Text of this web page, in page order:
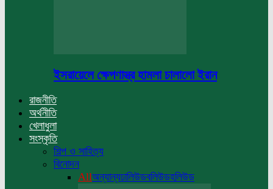
ইসরায়েলে ক্ষেপণাস্ত্র হামলা চালালো ইরান
রাজনীতি
অর্থনীতি
খেলাধুলা
সংস্কৃতি
শিল্প ও সাহিত্য
বিনোদন
Allঅন্যান্যঢালিউডবলিউডহলিউড